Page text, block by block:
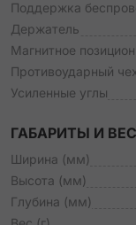
Поддержка
Держатель
Магнитное
Противоударный
Усиленные углы
ГАБАРИТЫ И ВЕС
Ширина (мм)
Высота (мм)
Глубина (мм)